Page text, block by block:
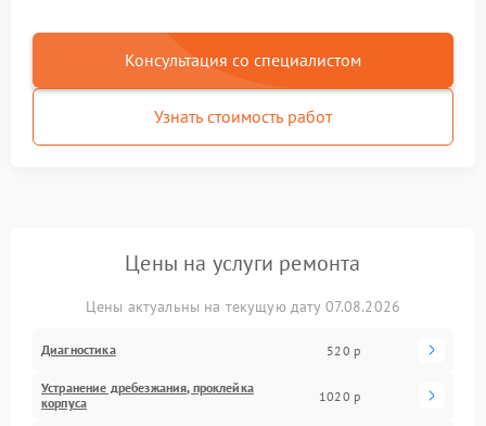
Консультация со специалистом
Узнать стоимость работ
Цены на услуги ремонта
Цены актуальны на текущую дату 07.08.2026
Диагностика 520 р
Устранение дребезжания, проклейка
корпуса
1020 р